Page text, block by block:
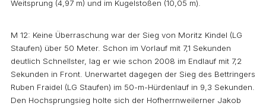
Weitsprung (4,97 m) und im Kugelstoßen (10,05 m).
M 12: Keine Überraschung war der Sieg von Moritz Kindel (LG
Staufen) über 50 Meter. Schon im Vorlauf mit 7,1 Sekunden
deutlich Schnellster, lag er wie schon 2008 im Endlauf mit 7,2
Sekunden in Front. Unerwartet dagegen der Sieg des Bettringers
Ruben Fraidel (LG Staufen) im 50-m-Hürdenlauf in 9,3 Sekunden.
Den Hochsprungsieg holte sich der Hofherrnweilerner Jakob